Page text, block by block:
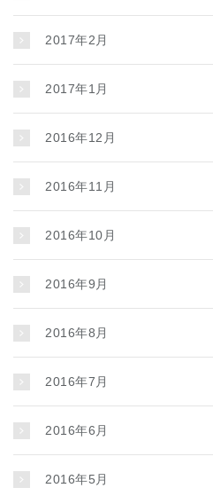
2017年2月
2017年1月
2016年12月
2016年11月
2016年10月
2016年9月
2016年8月
2016年7月
2016年6月
2016年5月